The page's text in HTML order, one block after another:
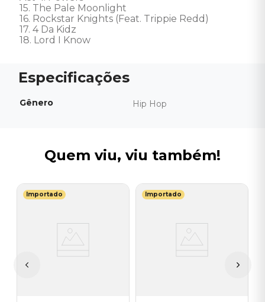
15. The Pale Moonlight
16. Rockstar Knights (Feat. Trippie Redd)
17. 4 Da Kidz
18. Lord I Know
Gênero Hip Hop
Quem viu, viu também!
Importado Importado